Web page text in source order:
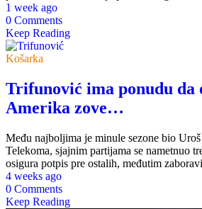
1 week ago
0 Comments
Keep Reading
Košarka
Trifunović ima ponudu da
Amerika zove…
Među najboljima je minule sezone bio
Telekoma, sjajnim partijama se nametnuo
osigura potpis pre ostalih, međutim
4 weeks ago
0 Comments
Keep Reading